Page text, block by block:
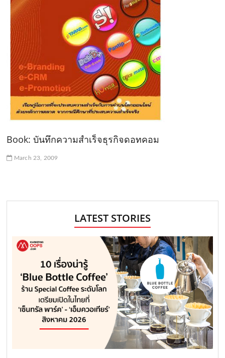
Book: บันทึกความสำเร็จธุรกิจดอทคอม
March 23, 2009
LATEST STORIES